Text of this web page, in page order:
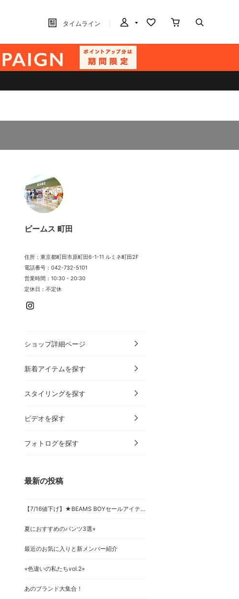
タイムライン
ビームス 町田
住所：東京都町田市原町田6-1-11 ルミネ町田2F
電話番号：042-732-5101
営業時間：10:30 - 20:30
定休日：不定休
ショップ詳細ページ
新着アイテムを探す
スタイリングを探す
ビデオを探す
フォトログを探す
最新の投稿
【7/16値下げ】★BEAMS BOYセールアイテムのご紹介★
夏におすすめのパンツ3選⭐︎
最近のお気に入りと新メンバー紹介
⭐︎色違いの私たちvol.2⭐︎
あのブランド大集合！